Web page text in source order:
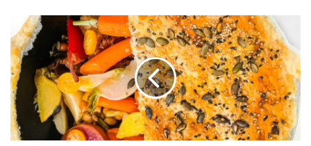
recette
«
confinée
»
du
jour
:
Cocotte